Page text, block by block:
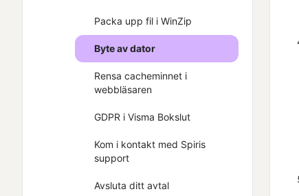
Packa upp fil i WinZip
Byte av dator
Rensa cacheminnet i
webbläsaren
GDPR i Visma Bokslut
Kom i kontakt med Spiris
support
Avsluta ditt avtal